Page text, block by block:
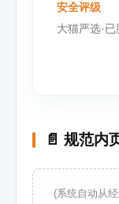
安全评级
大猫严选·
📄 规范内
(系统自动从